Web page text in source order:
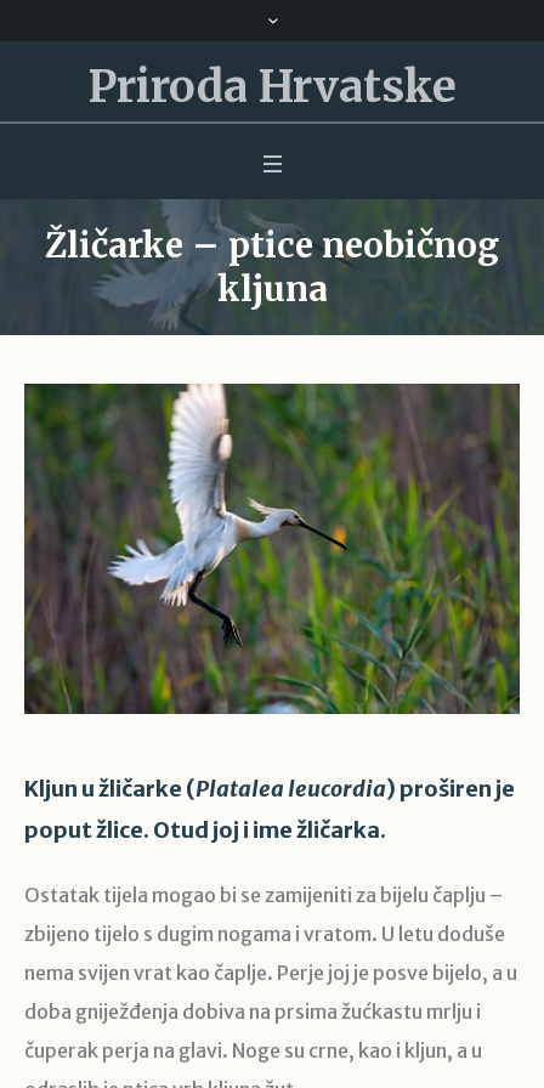
Priroda Hrvatske
Žličarke – ptice neobičnog
kljuna
Kljun u žličarke (Platalea leucordia) proširen je
poput žlice. Otud joj i ime žličarka.
Ostatak tijela mogao bi se zamijeniti za bijelu čaplju –
zbijeno tijelo s dugim nogama i vratom. U letu doduše
nema svijen vrat kao čaplje. Perje joj je posve bijelo, a u
doba gniježđenja dobiva na prsima žućkastu mrlju i
čuperak perja na glavi. Noge su crne, kao i kljun, a u